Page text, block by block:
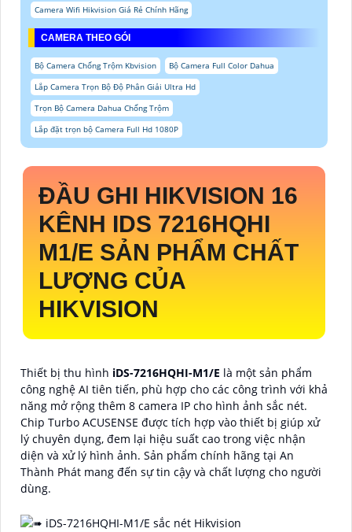
Camera Wifi Hikvision Giá Rẻ Chính Hãng
CAMERA THEO GÓI
Bộ Camera Chống Trộm Kbvision
Bộ Camera Full Color Dahua
Lắp Camera Trọn Bộ Độ Phân Giải Ultra Hd
Trọn Bộ Camera Dahua Chống Trộm
Lắp đặt trọn bộ Camera Full Hd 1080P
ĐẦU GHI HIKVISION 16
KÊNH IDS 7216HQHI
M1/E SẢN PHẨM CHẤT
LƯỢNG CỦA
HIKVISION
Thiết bị thu hình iDS-7216HQHI-M1/E là một sản phẩm
công nghệ AI tiên tiến, phù hợp cho các công trình với khả
năng mở rộng thêm 8 camera IP cho hình ảnh sắc nét.
Chip Turbo ACUSENSE được tích hợp vào thiết bị giúp xử
lý chuyên dụng, đem lại hiệu suất cao trong việc nhận
diện và xử lý hình ảnh. Sản phẩm chính hãng tại An
Thành Phát mang đến sự tin cậy và chất lượng cho người
dùng.